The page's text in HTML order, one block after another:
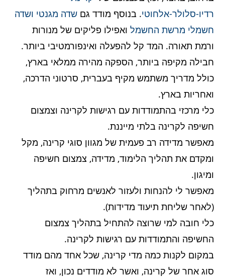
רדיו-סלולר-אלחוטי. בנוסף מודד גםשדה מגנטי ושדה
חשמלי מרשת החשמל ואפילו פליקים של מנורות
ורמת תאורה. המד קל להפעלה ואינפורמטיבי ביותר.
חבילה מקיפה ביותר, הספקה מהירה ממלאי בארץ,
כולל מדריך משתמש מקיף בעברית, סרטוני הדרכה,
ואחריות בארץ.
כלי מרכזי בהתמודדות עם רגישות לקרינה וצמצום
חשיפה לקרינה בלתי מייננת.
מאפשר מדידה רב פעמית של מגוון סוגי קרינה, מקל
ומקדם את תהליך הלימוד, מדידה, צמצום חשיפה
ומיגון.
מאפשר לי להנחות ולעזור לאנשים מרחוק בתהליך
(לאחר שליחת תיעוד מדידות).
כלי חובה למי שרוצה להתחיל בתהליך צמצום
החשיפה והתמודדות עם רגישות לקרינה.
במקום לקנות כמה מדי קרינה, שכל אחד מהם מודד
סוג אחר של קרינה, ואשר לא מודדים נכון, ואז